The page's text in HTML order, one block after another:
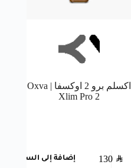
اكسلم برو 2 اوكسفا | Oxva
Xlim Pro 2
130 SAR إضافة إلى السلة